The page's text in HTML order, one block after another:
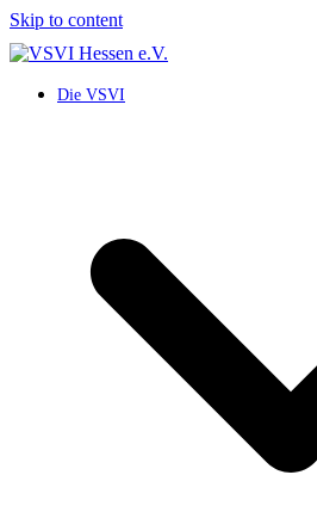
Skip to content
Die VSVI